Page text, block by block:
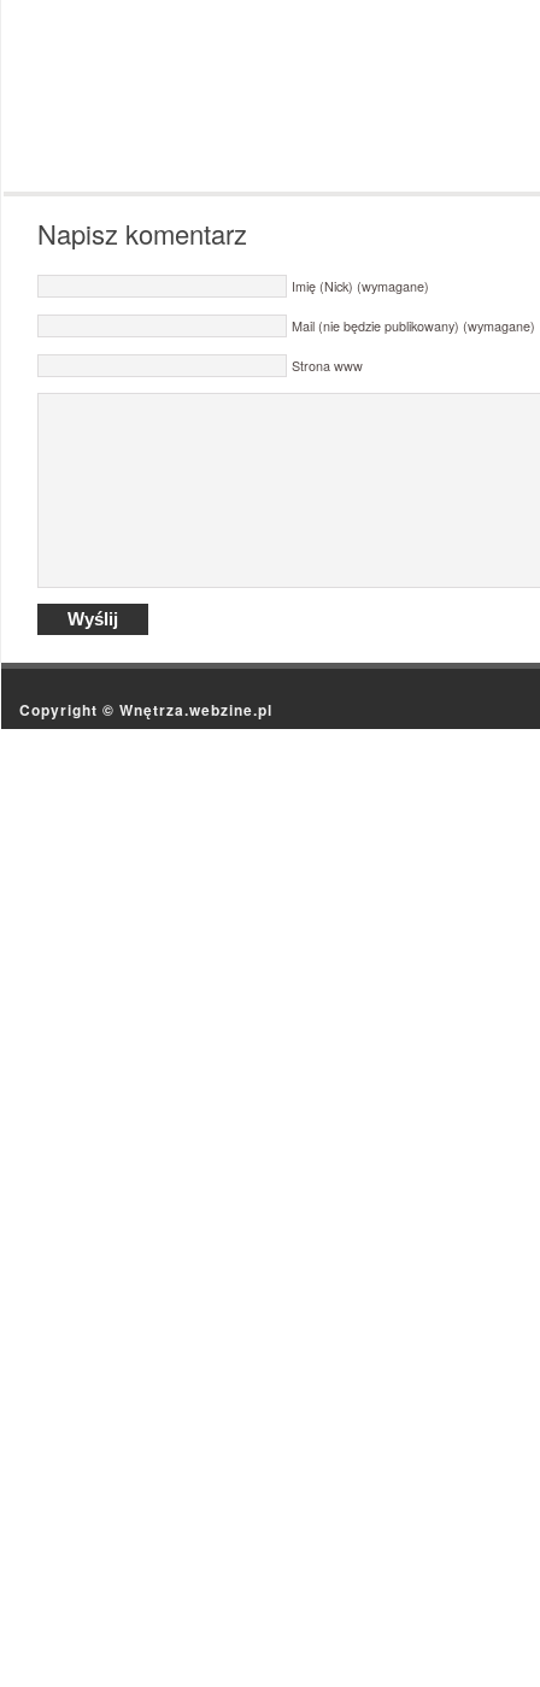
Napisz komentarz
Imię (Nick) (wymagane)
Mail (nie będzie publikowany) (wymagane)
Strona www
Copyright © Wnętrza.webzine.pl